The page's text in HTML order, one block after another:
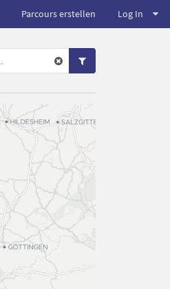
Parcours erstellen Log In